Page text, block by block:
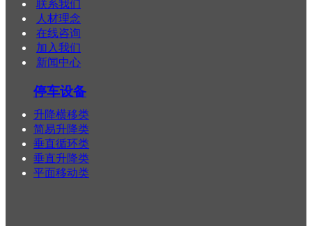
联系我们
人材理念
在线咨询
加入我们
新闻中心
停车设备
升降横移类
简易升降类
垂直循环类
垂直升降类
平面移动类